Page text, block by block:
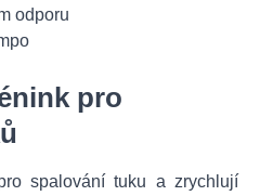
odporu
pro
spalování tuku a zrychlují